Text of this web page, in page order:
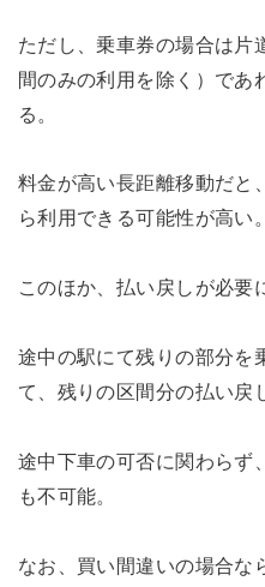
ただし、乗車券の場合は片
間のみの利用を除く）であ
る。
料金が高い長距離移動だと
ら利用できる可能性が高い。
このほか、払い戻しが必要
途中の駅にて残りの部分を
て、残りの区間分の払い戻
途中下車の可否に関わらず
も不可能。
なお、買い間違いの場合な